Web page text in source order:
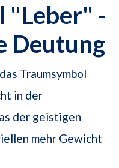
"Leber" -
Deutung
Traumsymbol
in der
der geistigen
mehr Gewicht